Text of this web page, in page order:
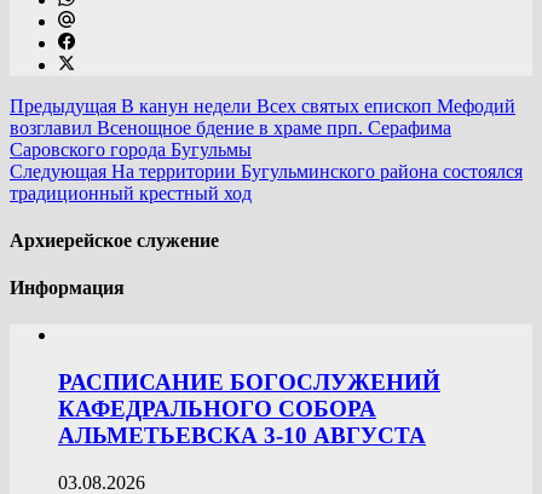
Предыдущая В канун недели Всех святых епископ Мефодий
возглавил Всенощное бдение в храме прп. Серафима
Саровского города Бугульмы
Следующая На территории Бугульминского района состоялся
традиционный крестный ход
Архиерейское служение
Информация
РАСПИСАНИЕ БОГОСЛУЖЕНИЙ
КАФЕДРАЛЬНОГО СОБОРА
АЛЬМЕТЬЕВСКА 3-10 АВГУСТА
03.08.2026